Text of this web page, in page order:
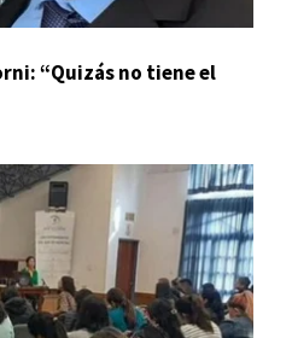
“Quizás no tiene el